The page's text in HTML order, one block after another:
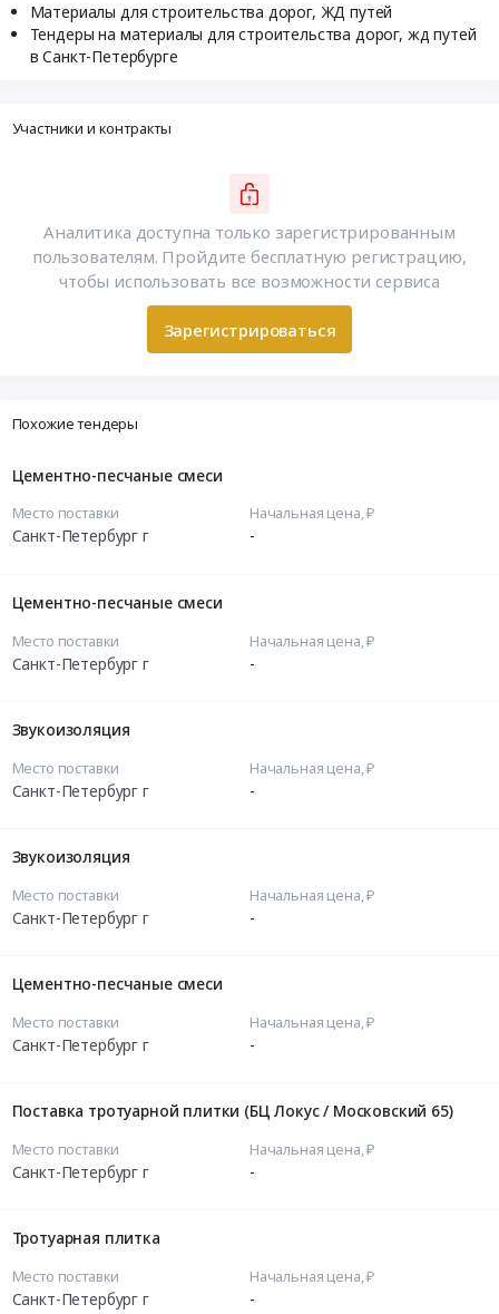
Материалы для строительства дорог, ЖД путей
Тендеры на материалы для строительства дорог, жд путей
в Санкт-Петербурге
Участники и контракты
Аналитика доступна только зарегистрированным
пользователям. Пройдите бесплатную регистрацию,
чтобы использовать все возможности сервиса
Зарегистрироваться
Похожие тендеры
Цементно-песчаные смеси
Место поставки
Санкт-Петербург г
Начальная цена, ₽
-
Цементно-песчаные смеси
Место поставки
Санкт-Петербург г
Начальная цена, ₽
-
Звукоизоляция
Место поставки
Санкт-Петербург г
Начальная цена, ₽
-
Звукоизоляция
Место поставки
Санкт-Петербург г
Начальная цена, ₽
-
Цементно-песчаные смеси
Место поставки
Санкт-Петербург г
Начальная цена, ₽
-
Поставка тротуарной плитки (БЦ Локус / Московский 65)
Место поставки
Санкт-Петербург г
Начальная цена, ₽
-
Тротуарная плитка
Место поставки
Санкт-Петербург г
Начальная цена, ₽
-